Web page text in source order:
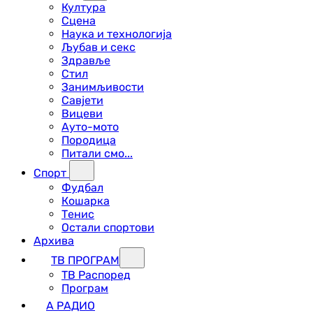
Култура
Сцена
Наука и технологија
Љубав и секс
Здравље
Стил
Занимљивости
Савјети
Вицеви
Ауто-мото
Породица
Питали смо...
Спорт
Фудбал
Кошарка
Тенис
Остали спортови
Архива
ТВ ПРОГРАМ
ТВ Распоред
Програм
А РАДИО